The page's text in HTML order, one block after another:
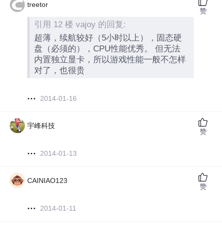
treetor
引用 12 楼 vajoy 的回复:
超薄，续航较好（5小时以上），固态硬
盘（必须的），CPU性能优秀。 但无法
内置独立显卡，所以游戏性能一般不怎样
对了，也很贵
2014-01-16
赞
宇峰科技
2014-01-13
赞
CAINIAO123
2014-01-11
赞